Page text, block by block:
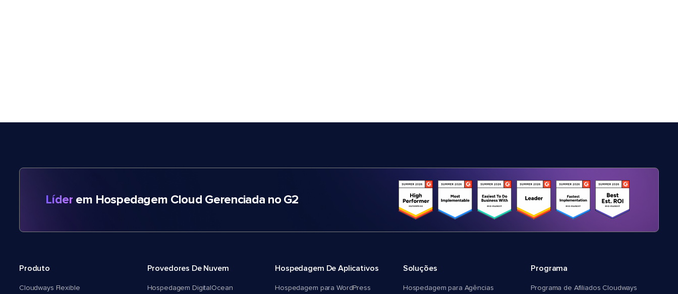
Líder em Hospedagem Cloud Gerenciada no G2
Produto
Cloudways Flexible
Provedores De Nuvem
Hospedagem DigitalOcean
Hospedagem De Aplicativos
Hospedagem para WordPress
Soluções
Hospedagem para Agências
Programa
Programa de Afiliados Cloudways